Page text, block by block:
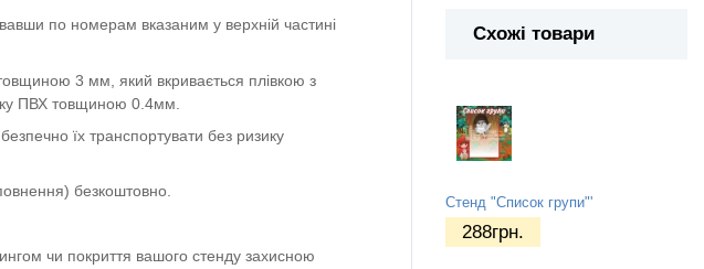
по номерам вказаним у верхній частині
3 мм, який вкривається плівкою з
ПВХ товщиною 0.4мм.
їх транспортувати без ризику
безкоштовно.
чи покриття вашого стенду захисною
Схожі товари
Стенд "Список групи"'
288грн.